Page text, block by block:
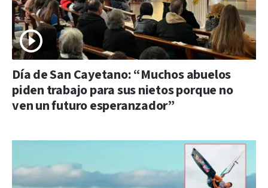
Día de San Cayetano: “Muchos abuelos
piden trabajo para sus nietos porque no
ven un futuro esperanzador”